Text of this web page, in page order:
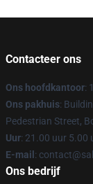
Contacteer ons
Ons hoofdkantoor:
Ons pakhuis:
Pedestrian Street,
Uur: 21.00 uur 5.00
E-mail :
Ons bedrijf